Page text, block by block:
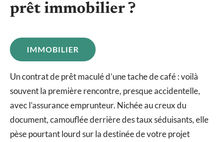
prêt immobilier ?
IMMOBILIER
Un contrat de prêt maculé d’une tache de café : voilà
souvent la première rencontre, presque accidentelle,
avec l’assurance emprunteur. Nichée au creux du
document, camouflée derrière des taux séduisants, elle
pèse pourtant lourd sur la destinée de votre projet